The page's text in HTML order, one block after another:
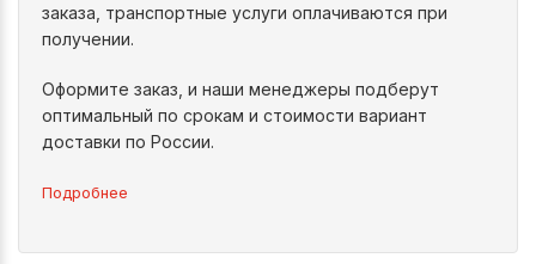
заказа, транспортные услуги оплачиваются при
получении.
Оформите заказ, и наши менеджеры подберут
оптимальный по срокам и стоимости вариант
доставки по России.
Подробнее